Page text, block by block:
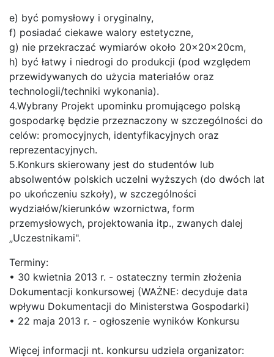
e) być pomysłowy i oryginalny,
f) posiadać ciekawe walory estetyczne,
g) nie przekraczać wymiarów około 20x20x20cm,
h) być łatwy i niedrogi do produkcji (pod względem
przewidywanych do użycia materiałów oraz
technologii/techniki wykonania).
4.Wybrany Projekt upominku promującego polską
gospodarkę będzie przeznaczony w szczególności do
celów: promocyjnych, identyfikacyjnych oraz
reprezentacyjnych.
5.Konkurs skierowany jest do studentów lub
absolwentów polskich uczelni wyższych (do dwóch lat
po ukończeniu szkoły), w szczególności
wydziałów/kierunków wzornictwa, form
przemysłowych, projektowania itp., zwanych dalej
„Uczestnikami".
Terminy:
• 30 kwietnia 2013 r. - ostateczny termin złożenia
Dokumentacji konkursowej (WAŻNE: decyduje data
wpływu Dokumentacji do Ministerstwa Gospodarki)
• 22 maja 2013 r. - ogłoszenie wyników Konkursu
Więcej informacji nt. konkursu udziela organizator: